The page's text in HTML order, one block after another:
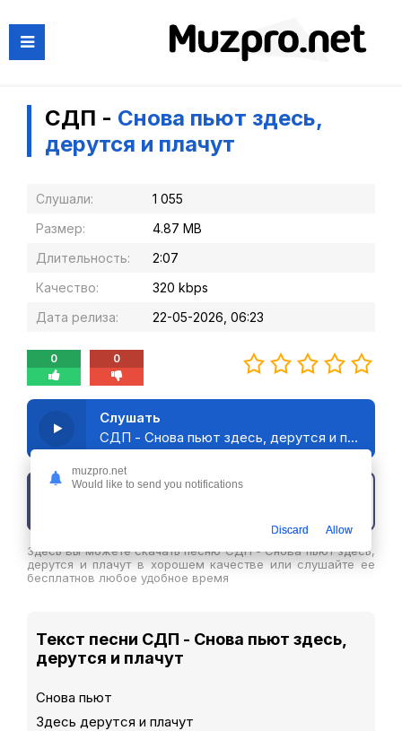
СДП - Снова пьют здесь,
дерутся и плачут
Слушали:
1 055
Размер:
4.87 MB
Длительность:
2:07
Качество:
320 kbps
Дата релиза:
22-05-2026, 06:23
0 0
Слушать
СДП - Снова пьют здесь, дерутся и плачут
Здесь вы можете скачать песню СДП - Снова пьют здесь,
дерутся и плачут в хорошем качестве или слушайте ее
бесплатнов любое удобное время
Текст песни СДП - Снова пьют здесь,
дерутся и плачут
Снова пьют
Здесь дерутся и плачут
muzpro.net
Would like to send you notifications
Discard Allow